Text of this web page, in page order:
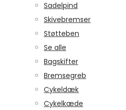
Sadelpind
Skivebremser
Støtteben
Se alle
Bagskifter
Bremsegreb
Cykeldæk
Cykelkæde